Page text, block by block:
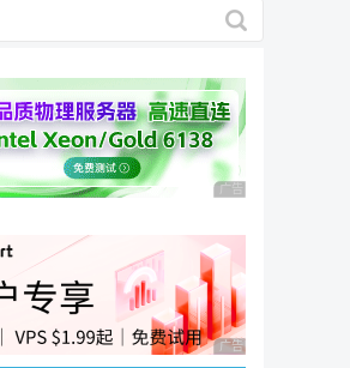
广告 商业广告，理性
广告 商业广告，理性